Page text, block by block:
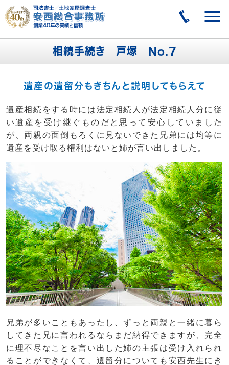
相続手続き 戸塚 No.7
遺産の遺留分もきちんと説明してもらえて
遺産相続をする時には法定相続人が法定相続人分に従
い遺産を受け継ぐものだと思って安心していました
が、両親の面倒もろくに見ないできた兄弟には均等に
遺産を受け取る権利はないと姉が言い出しました。
兄弟が多いこともあったし、ずっと両親と一緒に暮ら
してきた兄に言われるならまだ納得できますが、完全
に理不尽なことを言い出した姉の主張は受け入れられ
ることができなくて、遺留分についても安西先生にき